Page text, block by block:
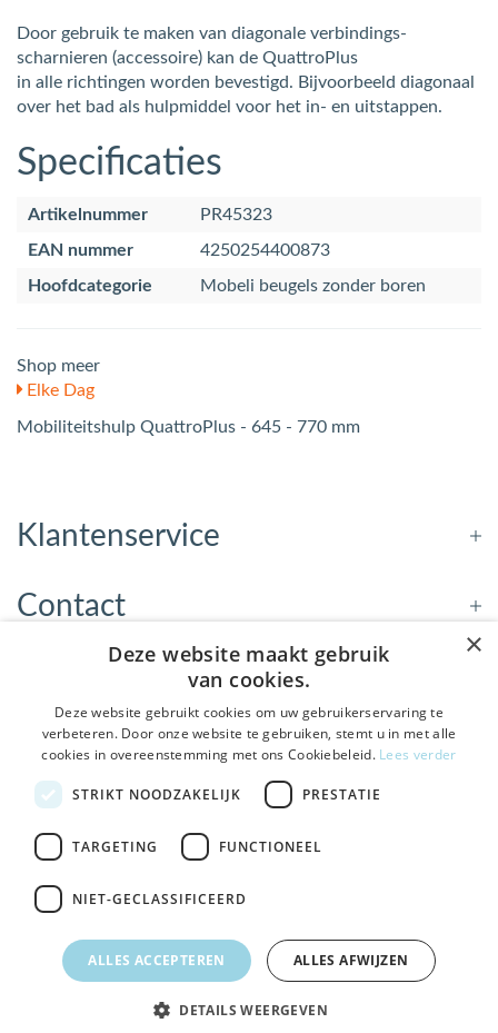
Door gebruik te maken van diagonale verbindings-
scharnieren (accessoire) kan de QuattroPlus
in alle richtingen worden bevestigd. Bijvoorbeeld diagonaal
over het bad als hulpmiddel voor het in- en uitstappen.
Specificaties
Artikelnummer
PR45323
EAN nummer
4250254400873
Hoofdcategorie
Mobeli beugels zonder boren
Shop meer
Elke Dag
Mobiliteitshulp QuattroPlus - 645 - 770 mm
Klantenservice
Contact
Openingstijden
Nieuwsbrief
Bezoek de winkel in Sneek, Bolswarderbaan 3C
Gratis verzendingvanaf € 75
De Welzijnwinkel in je
inbox
Geen spam, geen verkooppraatjes — gewoon fijne
updates over hulpmiddelen die echt iets toevoegen.
Ja leuk! Schrijf me in
×
Deze website maakt gebruik
van cookies.
Deze website gebruikt cookies om uw gebruikerservaring te
verbeteren. Door onze website te gebruiken, stemt u in met alle
cookies in overeenstemming met ons Cookiebeleid. Lees verder
STRIKT NOODZAKELIJK PRESTATIE
TARGETING FUNCTIONEEL
NIET-GECLASSIFICEERD
ALLES ACCEPTEREN ALLES AFWIJZEN
DETAILS WEERGEVEN